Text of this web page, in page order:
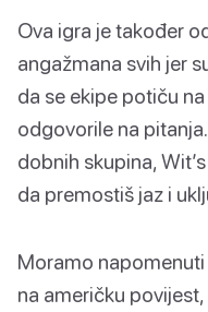
Ova igra je također
angažmana svih jer
da se ekipe potiču
odgovorile na
dobnih skupina,
da premostiš jaz i
Moramo
na američku